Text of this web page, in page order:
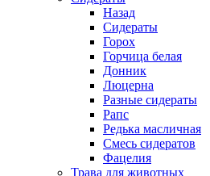
Назад
Сидераты
Горох
Горчица белая
Донник
Люцерна
Разные сидераты
Рапс
Редька масличная
Смесь сидератов
Фацелия
Трава для животных